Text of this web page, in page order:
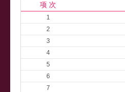
项 次
1
2
3
4
5
6
7